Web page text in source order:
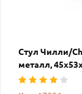
Стул Чилли/
металл,